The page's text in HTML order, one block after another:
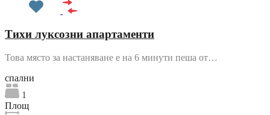
Тихи луксозни апартаменти
Това място за настаняване е на 6 минути пеша от…
cпални
1
Площ